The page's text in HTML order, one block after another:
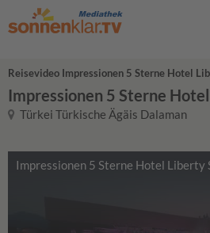
Reisevideo Impressionen 5 Sterne Hotel
Impressionen 5 Sterne
Türkei Türkische Ägäis Dalaman
Impressionen 5 Sterne Hotel Liberty